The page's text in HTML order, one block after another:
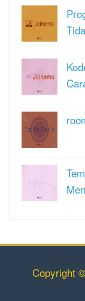
Copyright